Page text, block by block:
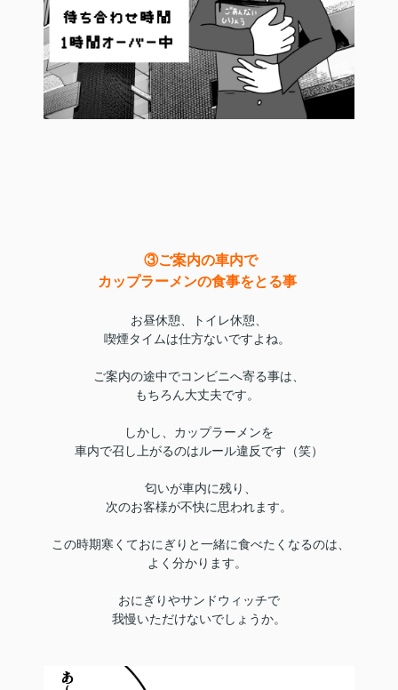
③ご案内の車内で
カップラーメンの食事をとる事
お昼休憩、トイレ休憩、
喫煙タイムは仕方ないですよね。
ご案内の途中でコンビニへ寄る事は、
もちろん大丈夫です。
しかし、カップラーメンを
車内で召し上がるのはルール違反です（笑）
匂いが車内に残り、
次のお客様が不快に思われます。
この時期寒くておにぎりと一緒に食べたくなるのは、
よく分かります。
おにぎりやサンドウィッチで
我慢いただけないでしょうか。